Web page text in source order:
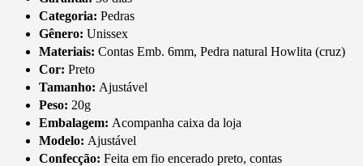
Categoria: Pedras
Gênero: Unissex
Materiais: Contas Emb. 6mm, Pedra natural Howlita (cruz)
Cor: Preto
Tamanho: Ajustável
Peso: 20g
Embalagem: Acompanha caixa da loja
Modelo: Ajustável
Confecção: Feita em fio encerado preto, contas